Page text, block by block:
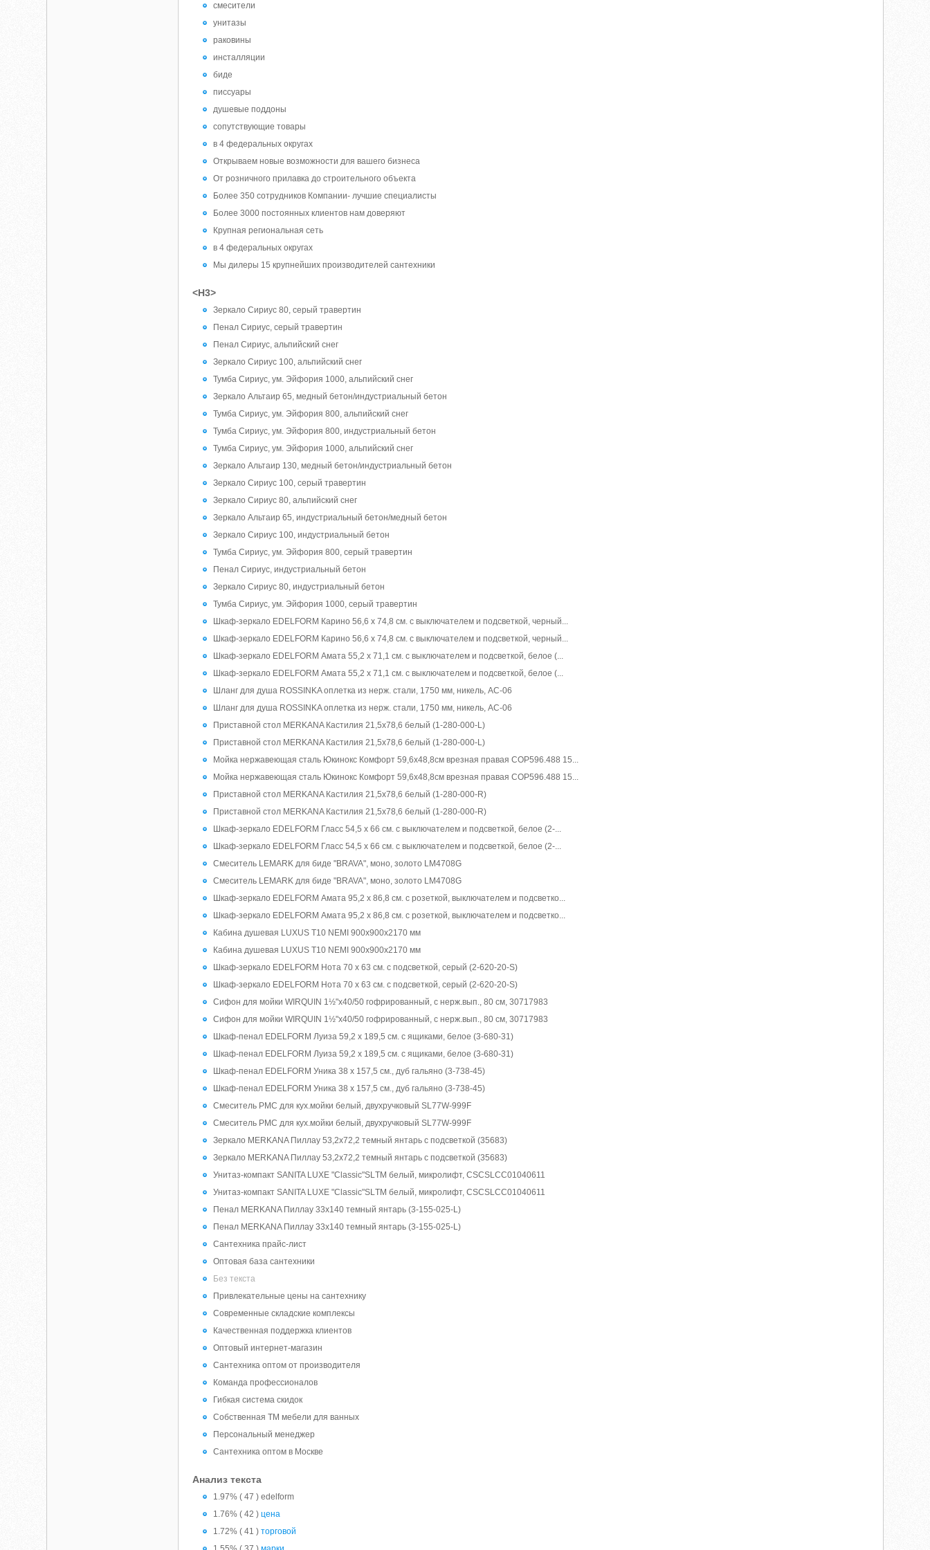
смесители
унитазы
раковины
инсталляции
биде
писсуары
душевые поддоны
сопутствующие товары
в 4 федеральных округах
Открываем новые возможности для вашего бизнеса
От розничного прилавка до строительного объекта
Более 350 сотрудников Компании- лучшие специалисты
Более 3000 постоянных клиентов нам доверяют
Крупная региональная сеть
в 4 федеральных округах
Мы дилеры 15 крупнейших производителей сантехники
<H3>
Зеркало Сириус 80, серый травертин
Пенал Сириус, серый травертин
Пенал Сириус, альпийский снег
Зеркало Сириус 100, альпийский снег
Тумба Сириус, ум. Эйфория 1000, альпийский снег
Зеркало Альтаир 65, медный бетон/индустриальный бетон
Тумба Сириус, ум. Эйфория 800, альпийский снег
Тумба Сириус, ум. Эйфория 800, индустриальный бетон
Тумба Сириус, ум. Эйфория 1000, альпийский снег
Зеркало Альтаир 130, медный бетон/индустриальный бетон
Зеркало Сириус 100, серый травертин
Зеркало Сириус 80, альпийский снег
Зеркало Альтаир 65, индустриальный бетон/медный бетон
Зеркало Сириус 100, индустриальный бетон
Тумба Сириус, ум. Эйфория 800, серый травертин
Пенал Сириус, индустриальный бетон
Зеркало Сириус 80, индустриальный бетон
Тумба Сириус, ум. Эйфория 1000, серый травертин
Шкаф-зеркало EDELFORM Карино 56,6 x 74,8 см. с выключателем и подсветкой, черный...
Шкаф-зеркало EDELFORM Карино 56,6 x 74,8 см. с выключателем и подсветкой, черный...
Шкаф-зеркало EDELFORM Амата 55,2 x 71,1 см. с выключателем и подсветкой, белое (...
Шкаф-зеркало EDELFORM Амата 55,2 x 71,1 см. с выключателем и подсветкой, белое (...
Шланг для душа ROSSINKA оплетка из нерж. стали, 1750 мм, никель, AC-06
Шланг для душа ROSSINKA оплетка из нерж. стали, 1750 мм, никель, AC-06
Приставной стол MERKANA Кастилия 21,5x78,6 белый (1-280-000-L)
Приставной стол MERKANA Кастилия 21,5x78,6 белый (1-280-000-L)
Мойка нержавеющая сталь Юкинокс Комфорт 59,6x48,8см врезная правая COP596.488 15...
Мойка нержавеющая сталь Юкинокс Комфорт 59,6x48,8см врезная правая COP596.488 15...
Приставной стол MERKANA Кастилия 21,5x78,6 белый (1-280-000-R)
Приставной стол MERKANA Кастилия 21,5x78,6 белый (1-280-000-R)
Шкаф-зеркало EDELFORM Гласс 54,5 x 66 см. с выключателем и подсветкой, белое (2-...
Шкаф-зеркало EDELFORM Гласс 54,5 x 66 см. с выключателем и подсветкой, белое (2-...
Смеситель LEMARK для биде "BRAVA", моно, золото LM4708G
Смеситель LEMARK для биде "BRAVA", моно, золото LM4708G
Шкаф-зеркало EDELFORM Амата 95,2 x 86,8 см. с розеткой, выключателем и подсветко...
Шкаф-зеркало EDELFORM Амата 95,2 x 86,8 см. с розеткой, выключателем и подсветко...
Кабина душевая LUXUS T10 NEMI 900х900х2170 мм
Кабина душевая LUXUS T10 NEMI 900х900х2170 мм
Шкаф-зеркало EDELFORM Нота 70 x 63 см. с подсветкой, серый (2-620-20-S)
Шкаф-зеркало EDELFORM Нота 70 x 63 см. с подсветкой, серый (2-620-20-S)
Сифон для мойки WIRQUIN 1½"х40/50 гофрированный, с нерж.вып., 80 см, 30717983
Сифон для мойки WIRQUIN 1½"х40/50 гофрированный, с нерж.вып., 80 см, 30717983
Шкаф-пенал EDELFORM Луиза 59,2 x 189,5 см. с ящиками, белое (3-680-31)
Шкаф-пенал EDELFORM Луиза 59,2 x 189,5 см. с ящиками, белое (3-680-31)
Шкаф-пенал EDELFORM Уника 38 x 157,5 см., дуб гальяно (3-738-45)
Шкаф-пенал EDELFORM Уника 38 x 157,5 см., дуб гальяно (3-738-45)
Смеситель РМС для кух.мойки белый, двухручковый SL77W-999F
Смеситель РМС для кух.мойки белый, двухручковый SL77W-999F
Зеркало MERKANA Пиллау 53,2x72,2 темный янтарь с подсветкой (35683)
Зеркало MERKANA Пиллау 53,2x72,2 темный янтарь с подсветкой (35683)
Унитаз-компакт SANITA LUXE "Classic"SLТМ белый, микролифт, CSCSLCC01040611
Унитаз-компакт SANITA LUXE "Classic"SLТМ белый, микролифт, CSCSLCC01040611
Пенал MERKANA Пиллау 33x140 темный янтарь (3-155-025-L)
Пенал MERKANA Пиллау 33x140 темный янтарь (3-155-025-L)
Сантехника прайс-лист
Оптовая база сантехники
Без текста
Привлекательные цены на сантехнику
Современные складские комплексы
Качественная поддержка клиентов
Оптовый интернет-магазин
Сантехника оптом от производителя
Команда профессионалов
Гибкая система скидок
Собственная ТМ мебели для ванных
Персональный менеджер
Сантехника оптом в Москве
Анализ текста
1.97% ( 47 ) edelform
1.76% ( 42 )цена
1.72% ( 41 )торговой